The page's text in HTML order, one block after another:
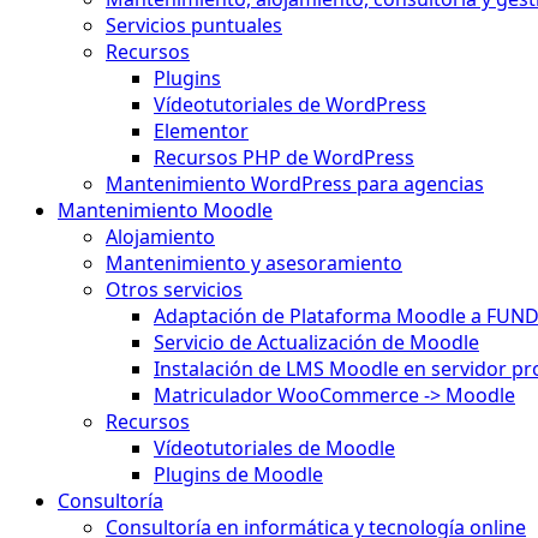
Servicios puntuales
Recursos
Plugins
Vídeotutoriales de WordPress
Elementor
Recursos PHP de WordPress
Mantenimiento WordPress para agencias
Mantenimiento Moodle
Alojamiento
Mantenimiento y asesoramiento
Otros servicios
Adaptación de Plataforma Moodle a
Servicio de Actualización de Moodle
Instalación de LMS Moodle en servidor
Matriculador WooCommerce -> Moodle
Recursos
Vídeotutoriales de Moodle
Plugins de Moodle
Consultoría
Consultoría en informática y tecnología online